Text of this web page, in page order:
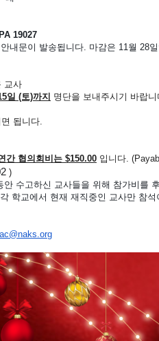
19027
내문이 발송됩니다. 마감은 11월 28
교사
일 (토)까지
명단을 보내주시기 바랍
됩니다.
간 협의회비는 $150.00 입니다.
)
수고하신 교사들을 위해 참가비를
학교에서 현재 재직중인 교사만 참